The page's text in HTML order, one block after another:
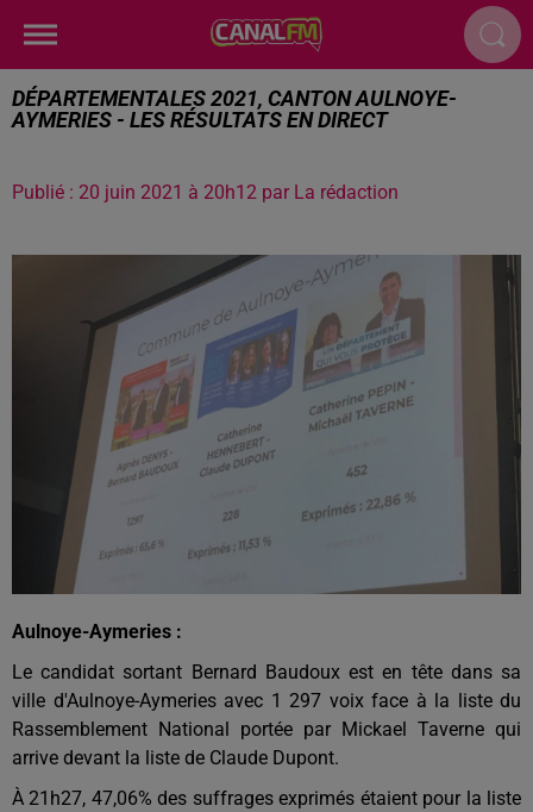
DÉPARTEMENTALES 2021, CANTON AULNOYE-
AYMERIES - LES RÉSULTATS EN DIRECT
Publié : 20 juin 2021 à 20h12 par La rédaction
Aulnoye-Aymeries :
Le candidat sortant Bernard Baudoux est en tête dans sa
ville d'Aulnoye-Aymeries avec 1 297 voix face à la liste du
Rassemblement National portée par Mickael Taverne qui
arrive devant la liste de Claude Dupont.
À 21h27, 47,06% des suffrages exprimés étaient pour la liste